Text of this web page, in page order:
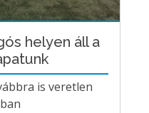
helyen áll a
is veretlen